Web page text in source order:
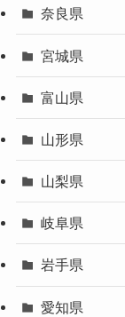
奈良県
宮城県
富山県
山形県
山梨県
岐阜県
岩手県
愛知県